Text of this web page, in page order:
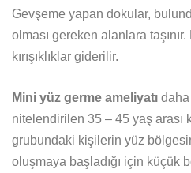
Gevşeme yapan dokular,
olması gereken alanlara
kırışıklıklar giderilir.
Mini yüz germe ameliyatı
nitelendirilen 35 – 45 yaş arası
grubundaki kişilerin yüz
oluşmaya başladığı için küçük